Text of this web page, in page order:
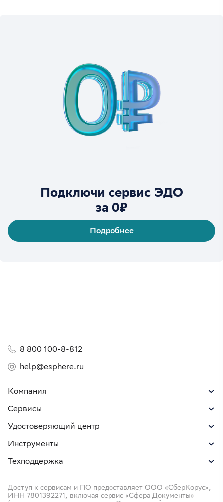
Подключи сервис ЭДО
за 0₽
Подробнее
Компания
Сервисы
Удостоверяющий центр
Инструменты
Техподдержка
8 800 100-8-812
help@esphere.ru
Доступ к сервисам и ПО предоставляет ООО «СберКорус»,
ИНН 7801392271, включая сервис «Сфера Документы»